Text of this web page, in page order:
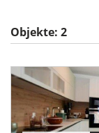
Objekte: 2